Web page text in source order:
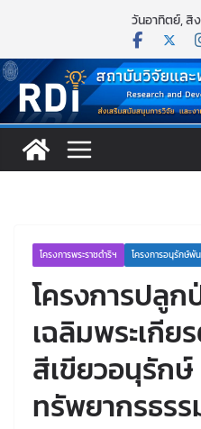
content
วันอาทิตย์, สิ
โครงการพระราชดำริฯ โครงการอนุรักษ์พั
โครงการปลูก
เฉลิมพระเกี
สีเขียวอนุรักษ์
ทรัพยากรธร